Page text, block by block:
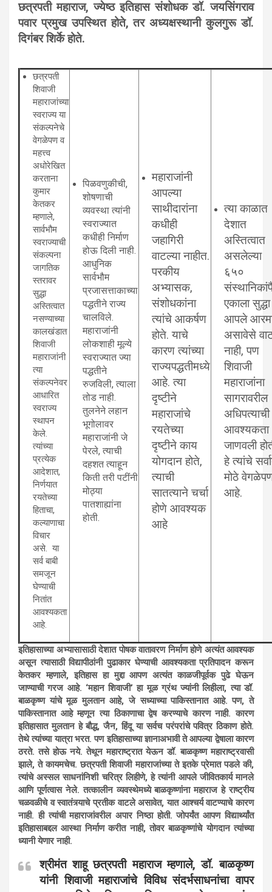
छत्रपती महाराज, ज्येष्ठ इतिहास संशोधक डॉ. जयसिंगराव
पवार प्रमुख उपस्थित होते, तर अध्यक्षस्थानी कुलगुरू डॉ.
दिगंबर शिर्के होते.
छत्रपती
शिवाजी
महाराजांच्या
स्वराज्य या
संकल्पनेचे
वेगळेपण व
महत्त्व
अधोरेखित
करताना
कुमार
केतकर
म्हणाले,
सार्वभौम
स्वराज्याची
संकल्पना
जागतिक
स्तरावर
सुद्धा
अस्तित्वात
नसण्याच्या
कालखंडात
शिवाजी
महाराजांनी
त्या
संकल्पनेवर
आधारित
स्वराज्य
स्थापन
केले.
त्यांच्या
प्रत्येक
आदेशात,
निर्णयात
रयतेच्या
हिताचा,
कल्याणाचा
विचार
असे. या
सर्व बाबी
समजून
घेण्याची
नितांत
आवश्यकता
आहे.
पिळवणुकीची,
शोषणाची
व्यवस्था त्यांनी
स्वराज्यात
कधीही निर्माण
होऊ दिली नाही.
आधुनिक
सार्वभौम
प्रजासत्ताकाच्या
पद्धतीने राज्य
चालविले.
महाराजांनी
लोकशाही मूल्ये
स्वराज्यात ज्या
पद्धतीने
रुजविली, त्याला
तोड नाही.
तुलनेने लहान
भूगोलावर
महाराजांनी जे
पेरले, त्याची
दहशत त्याहून
किती तरी पटींनी
मोठ्या
पातशाह्यांना
होती.
महाराजांनी
आपल्या
साथीदारांना
कधीही
जहागिरी
वाटल्या नाहीत.
परकीय
अभ्यासक,
संशोधकांना
त्यांचे आकर्षण
होते. याचे
कारण त्यांच्या
राज्यपद्धतीमध्ये
आहे. त्या
दृष्टीने
महाराजांचे
रयतेच्या
दृष्टीने काय
योगदान होते,
त्याची
सातत्याने चर्चा
होणे आवश्यक
आहे
त्या काळात
देशात
अस्तित्वात
असलेल्या
६५०
एकाला सुद्धा
आपले
असावेसे
नाही, पण
शिवाजी
महाराजांना
सागरावरील
अधिपत्याची
आवश्यकता
जाणवली
हे त्यांचे
मोठे
आहे.
इतिहासाच्या अभ्यासासाठी देशात पोषक वातावरण निर्माण होणे अत्यंत आवश्यक
असून त्यासाठी विद्यापीठांनी पुढाकार घेण्याची आवश्यकता प्रतिपादन करून
केतकर म्हणाले, इतिहास हा मुद्दा आपण अत्यंत काळजीपूर्वक पुढे घेऊन
जाण्याची गरज आहे. ‘महान शिवाजी’ हा मूळ ग्रंथ ज्यांनी लिहीला, त्या डॉ.
बाळकृष्ण यांचे मूळ मुलतान आहे, जे सध्याच्या पाकिस्तानात आहे. पण, ते
पाकिस्तानात आहे म्हणून त्या ठिकाणाचा द्वेष करण्याचे कारण नाही. कारण
इतिहासात मुलतान हे बौद्ध, जैन, हिंदू या सर्वच परंपरांचे पवित्र ठिकाण होते.
तेथे त्यांच्या यात्रा भरत. पण इतिहासाच्या ज्ञानाअभावी ते आपल्या द्वेषाला कारण
ठरते. तसे होऊ नये. तेथून महाराष्ट्रात येऊन डॉ. बाळकृष्ण महाराष्ट्रवासी
झाले, ते कायमचेच. छत्रपती शिवाजी महाराजांच्या ते इतके प्रेमात पडले की,
त्यांचे अस्सल साधनांनिशी चरित्र लिहीणे, हे त्यांनी आपले जीवितकार्य मानले
आणि पूर्णत्वास नेले. तत्कालीन व्यवस्थेमध्ये बाळकृष्णांना महाराज हे राष्ट्रीय
चळवळीचे व स्वातंत्र्याचे प्रतीक वाटले असावेत, यात आश्चर्य वाटण्याचे कारण
नाही. ही त्यांची महाराजांवरील अपार निष्ठा होती. जोपर्यंत आपण विद्यार्थ्यांत
इतिहासाबद्दल आस्था निर्माण करीत नाही, तोवर बाळकृष्णांचे योगदान त्यांच्या
ध्यानी येणार नाही.
श्रीमंत शाहू छत्रपती महाराज म्हणाले, डॉ. बाळकृष्ण
यांनी शिवाजी महाराजांचे विविध संदर्भसाधनांचा वापर